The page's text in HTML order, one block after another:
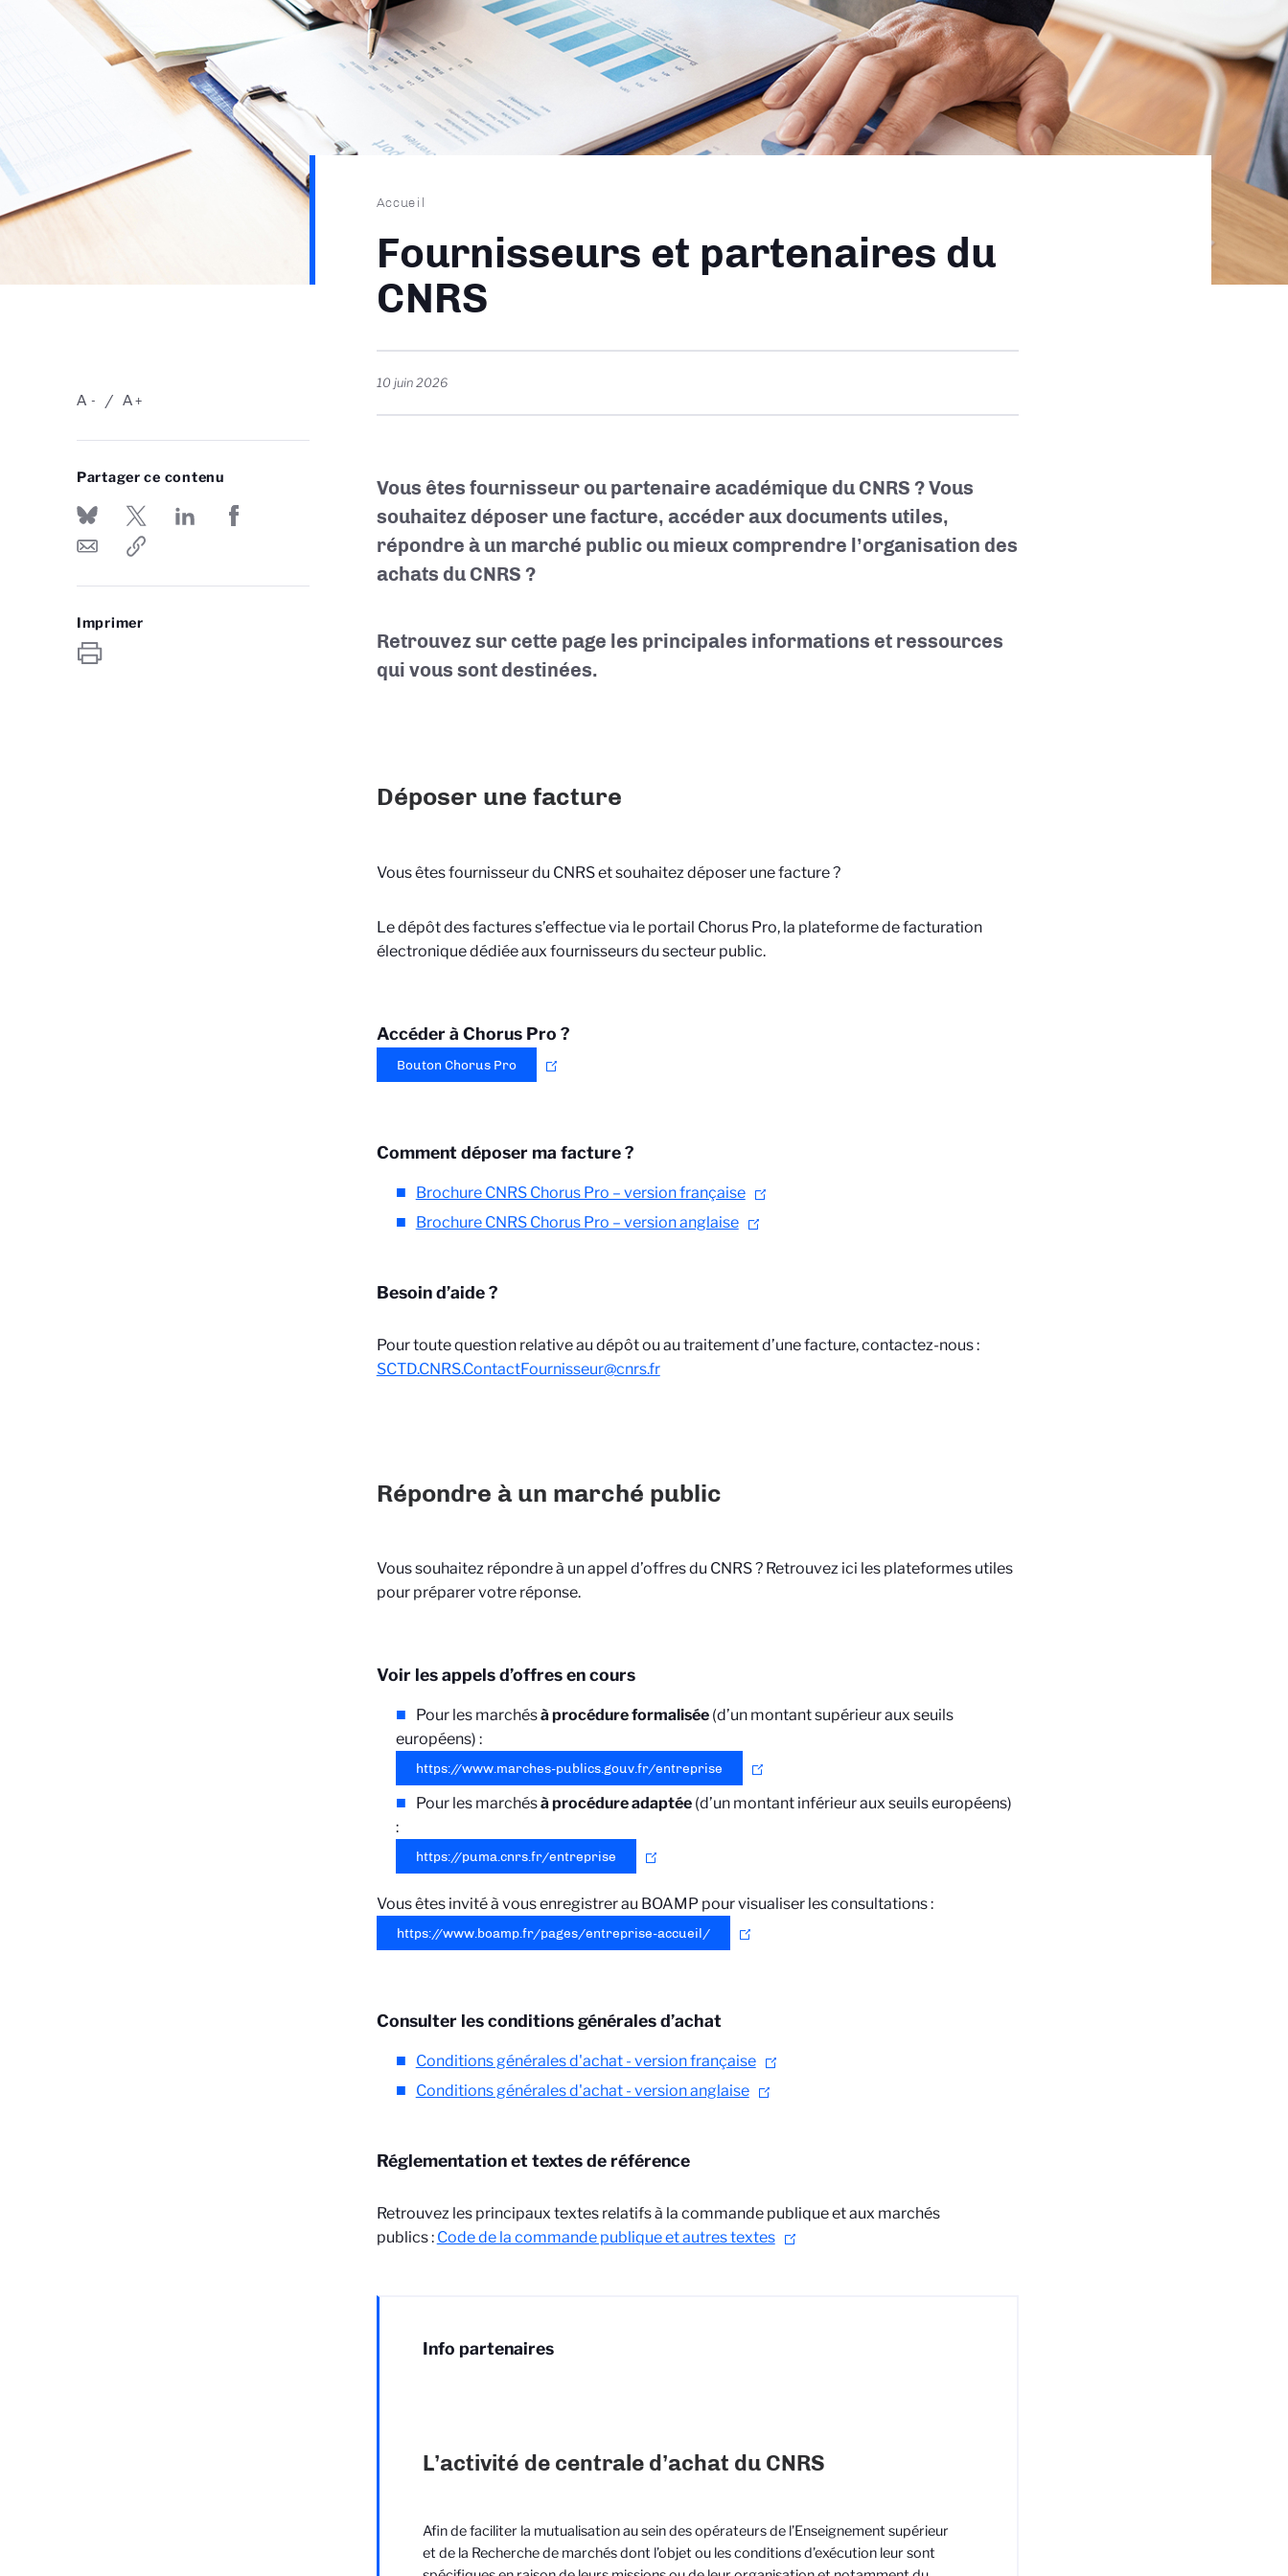
-
A +
A
Partager ce contenu
Imprimer
Fil
Accueil
Fournisseurs et partenaires du
CNRS
10 juin 2026
Vous êtes fournisseur ou partenaire académique du CNRS ? Vous
souhaitez déposer une facture, accéder aux documents utiles,
répondre à un marché public ou mieux comprendre l’organisation des
achats du CNRS ?
Retrouvez sur cette page les principales informations et ressources
qui vous sont destinées.
Déposer une facture
Vous êtes fournisseur du CNRS et souhaitez déposer une facture ?
Le dépôt des factures s’effectue via le portail Chorus Pro, la plateforme de facturation
électronique dédiée aux fournisseurs du secteur public.
Accéder à Chorus Pro ?
Bouton Chorus Pro
Comment déposer ma facture ?
Brochure CNRS Chorus Pro – version française
Brochure CNRS Chorus Pro – version anglaise
Besoin d’aide ?
Pour toute question relative au dépôt ou au traitement d’une facture, contactez-nous :
SCTD.CNRS.ContactFournisseur@cnrs.fr
Répondre à un marché public
Vous souhaitez répondre à un appel d’offres du CNRS ? Retrouvez ici les plateformes utiles
pour préparer votre réponse.
Voir les appels d’offres en cours
Pour les marchésà procédure formalisée(d’un montant supérieur aux seuils
européens) :
https://www.marches-publics.gouv.fr/entreprise
Pour les marchésà procédure adaptée(d’un montant inférieur aux seuils européens)
:
https://puma.cnrs.fr/entreprise
Vous êtes invité à vous enregistrer au BOAMP pour visualiser les consultations :
https://www.boamp.fr/pages/entreprise-accueil/
Consulter les conditions générales d’achat
Conditions générales d'achat - version française
Conditions générales d'achat - version anglaise
Réglementation et textes de référence
Retrouvez les principaux textes relatifs à la commande publique et aux marchés
publics : Code de la commande publique et autres textes
Info partenaires
L’activité de centrale d’achat du CNRS
Afin de faciliter la mutualisation au sein des opérateurs de l’Enseignement supérieur
et de la Recherche de marchés dont l’objet ou les conditions d’exécution leur sont